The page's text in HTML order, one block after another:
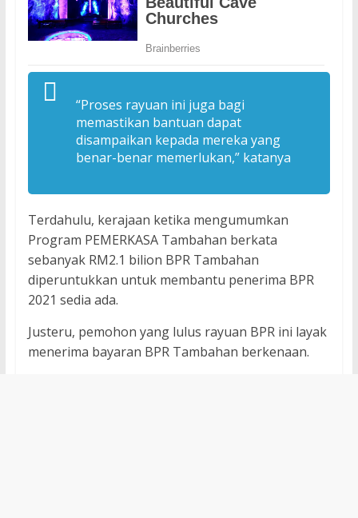
“Proses rayuan ini juga bagi
memastikan bantuan dapat
disampaikan kepada mereka yang
benar-benar memerlukan,” katanya
Terdahulu, kerajaan ketika mengumumkan
Program PEMERKASA Tambahan berkata
sebanyak RM2.1 bilion BPR Tambahan
diperuntukkan untuk membantu penerima BPR
2021 sedia ada.
Justeru, pemohon yang lulus rayuan BPR ini layak
menerima bayaran BPR Tambahan berkenaan.